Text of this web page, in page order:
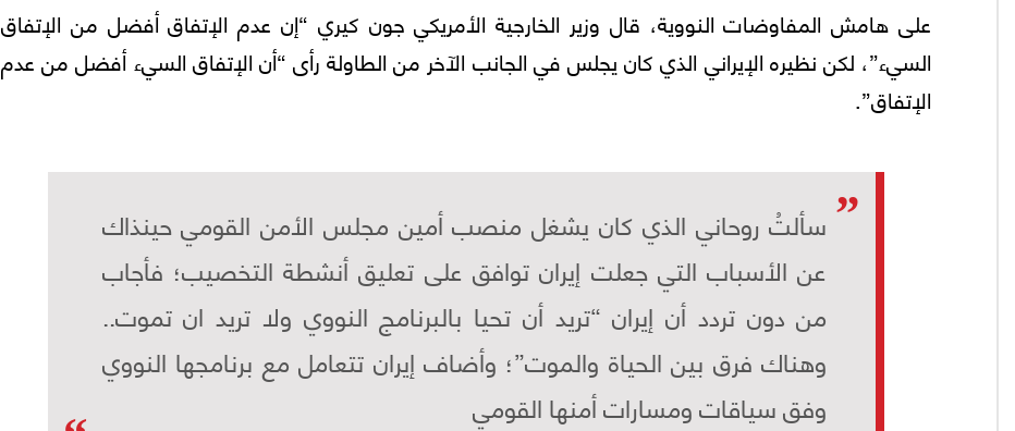
علی هامش المفاوضات النووية، قال وزير الخارجية الأمريكي جون كيري “إن عدم الإتفاق أفضل من الإتفاق
السيء”، لكن نظيره الإيراني الذي كان يجلس في الجانب الآخر من الطاولة رأی “أن الإتفاق السيء أفضل من عدم
الإتفاق”.
سألتُ روحاني الذي كان يشغل منصب أمين مجلس الأمن القومي حينذاك
عن الأسباب التي جعلت إيران توافق على تعليق أنشطة التخصيب؛ فأجاب
من دون تردد أن إيران “تريد أن تحيا بالبرنامج النووي ولا تريد ان تموت..
وهناك فرق بين الحياة والموت”؛ وأضاف إيران تتعامل مع برنامجها النووي
وفق سياقات ومسارات أمنها القومي